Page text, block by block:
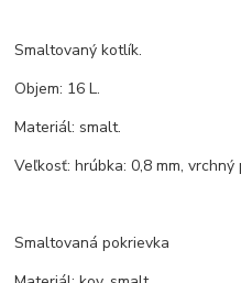
Smaltovaný kotlík.
Objem: 16 L.
Materiál: smalt.
Veľkosť: hrúbka: 0,8 mm, vrchný
Smaltovaná pokrievka